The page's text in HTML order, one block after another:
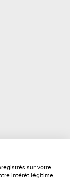
sur votre
intérêt légitime,